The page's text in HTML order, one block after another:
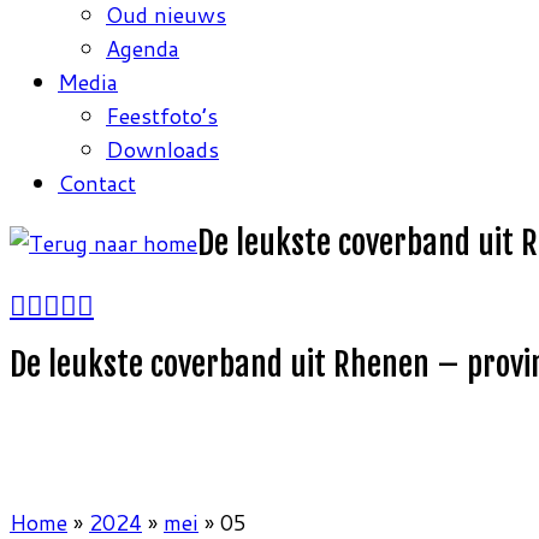
Oud nieuws
Agenda
Media
Feestfoto’s
Downloads
Contact
De leukste coverband uit
De leukste coverband uit Rhenen –
Home» 2024 » mei »05